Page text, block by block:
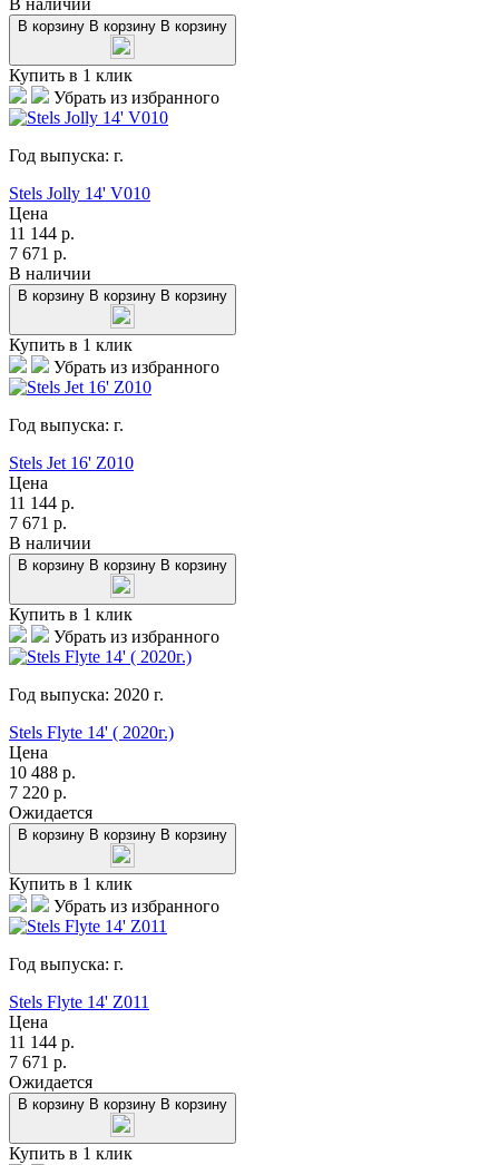
В наличии
В корзину В корзину В корзину
Купить в 1 клик
Убрать из избранного
Год выпуска: г.
Stels Jolly 14' V010
Цена
11 144 р.
7 671 р.
В наличии
В корзину В корзину В корзину
Купить в 1 клик
Убрать из избранного
Год выпуска: г.
Stels Jet 16' Z010
Цена
11 144 р.
7 671 р.
В наличии
В корзину В корзину В корзину
Купить в 1 клик
Убрать из избранного
Год выпуска: 2020 г.
Stels Flyte 14' ( 2020г.)
Цена
10 488 р.
7 220 р.
Ожидается
В корзину В корзину В корзину
Купить в 1 клик
Убрать из избранного
Год выпуска: г.
Stels Flyte 14' Z011
Цена
11 144 р.
7 671 р.
Ожидается
В корзину В корзину В корзину
Купить в 1 клик